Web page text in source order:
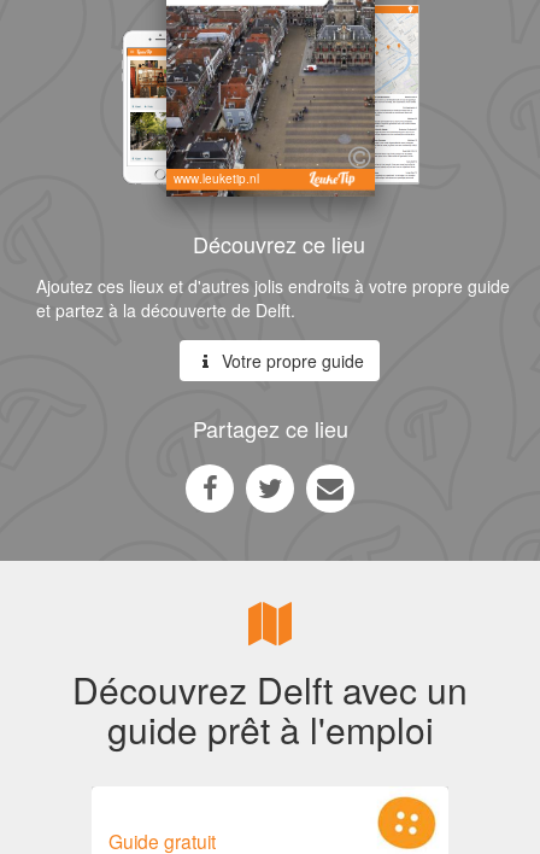
www.leuketip.nl
Découvrez ce lieu
Ajoutez ces lieux et d'autres jolis endroits à votre propre guide
et partez à la découverte de Delft.
Votre propre guide
Partagez ce lieu
Découvrez Delft avec un
guide prêt à l'emploi
Guide gratuit